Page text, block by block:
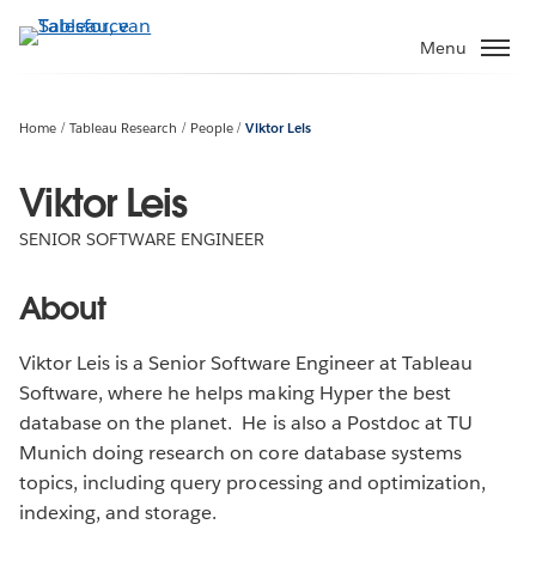
Verder
naar
Menu
Home Tableau Research People Viktor Leis
Viktor Leis
SENIOR SOFTWARE ENGINEER
About
Viktor Leis is a Senior Software Engineer at Tableau
Software, where he helps making Hyper the best
database on the planet. He is also a Postdoc at TU
Munich doing research on core database systems
topics, including query processing and optimization,
indexing, and storage.